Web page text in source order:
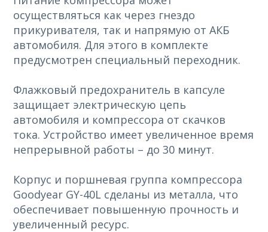
осуществляться как через гнездо
прикуривателя, так и напрямую от АКБ
автомобиля. Для этого в комплекте
предусмотрен специальный переходник.
Флажковый предохранитель в капсуле
защищает электрическую цепь
автомобиля и компрессора от скачков
тока. Устройство имеет увеличенное время
непрерывной работы – до 30 минут.
Корпус и поршневая группа компрессора
Goodyear GY-40L сделаны из металла, что
обеспечивает повышенную прочность и
увеличенный ресурс.